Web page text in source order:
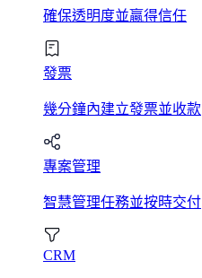
確保透明度並贏得信任
發票
幾分鐘內建立發票並收款
專案管理
智慧管理任務並按時交付
CRM